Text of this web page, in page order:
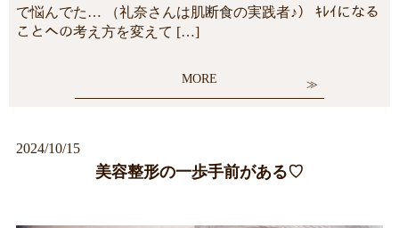
で悩んでた… （礼奈さんは肌断食の実践者♪） ｷﾚｲになる
ことへの考え方を変えて […]
MORE
2024/10/15
美容整形の一歩手前がある♡